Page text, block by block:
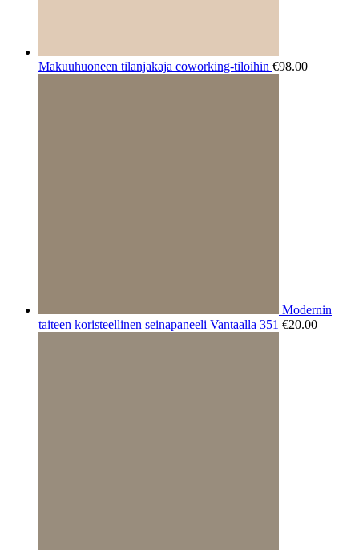
Makuuhuoneen tilanjakaja coworking-tiloihin €98.00
Modernin
taiteen koristeellinen seinapaneeli Vantaalla 351 €20.00